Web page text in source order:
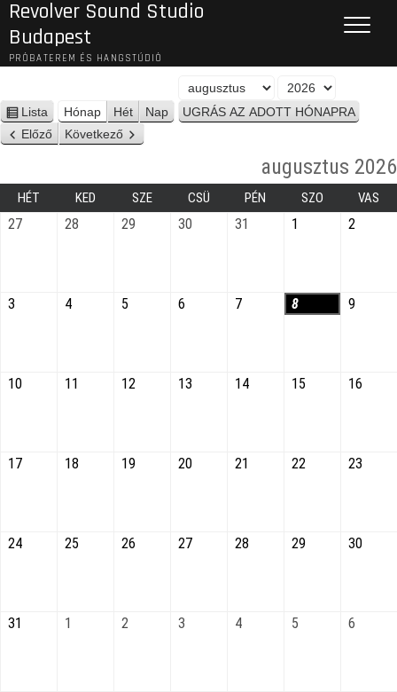
Revolver Sound Studio
Budapest
PRÓBATEREM ÉS HANGSTÚDIÓ
Lista Hónap Hét Nap
ó
v
Előző Következő
augusztus 2026
HÉT KED SZE CSÜ PÉN SZO VAS
27 28 29 30 31 1 2
3 4 5 6 7 8 9
10 11 12 13 14 15 16
17 18 19 20 21 22 23
24 25 26 27 28 29 30
31 1 2 3 4 5 6